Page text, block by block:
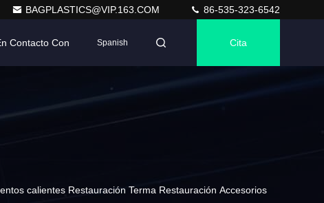
BAGPLASTICS@VIP.163.COM 86-535-323-6542
Contacto Con Spanish Cita
calientes Restauración Terma Restauración Accesorios